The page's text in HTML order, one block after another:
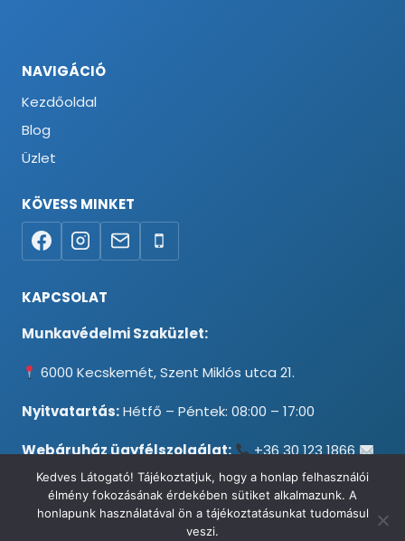
NAVIGÁCIÓ
Kezdőoldal
Blog
Üzlet
KÖVESS MINKET
KAPCSOLAT
Munkavédelmi Szaküzlet:
6000 Kecskemét, Szent Miklós utca 21.
Nyitvatartás:Hétfő – Péntek: 08:00 – 17:00
Webáruház ügyfélszolgálat:
+36 30 123 1866
info@testpancel.hu
Kedves Látogató! Tájékoztatjuk, hogy a honlap felhasználói
élmény fokozásának érdekében sütiket alkalmazunk. A
honlapunk használatával ön a tájékoztatásunkat tudomásul
veszi.